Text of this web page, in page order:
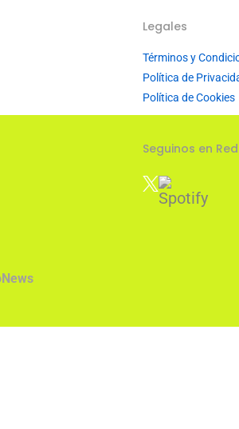
Legales
Términos y
Política de
Política de Cookies
Seguinos en